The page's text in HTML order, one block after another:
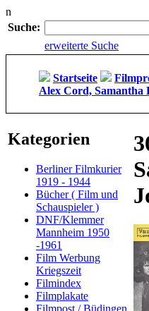
n
Suche:
erweiterte Suche
Startseite
Alex Cord,
Kategorien
Berliner Filmkurier
1919 - 1944
Bücher ( Film und
Schauspieler )
DNF/Klemmer
Mannheim 1950
-1961
Film Werbung
Kriegszeit
Filmindex
Filmplakate
Filmpost / Büdingen